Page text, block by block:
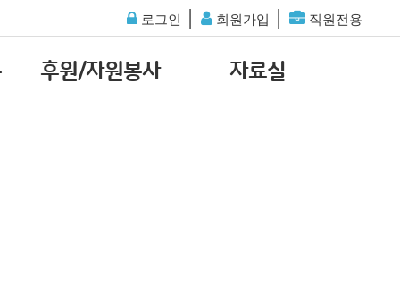
로그인 회원가입 직원전용
후원/자원봉사 자료실